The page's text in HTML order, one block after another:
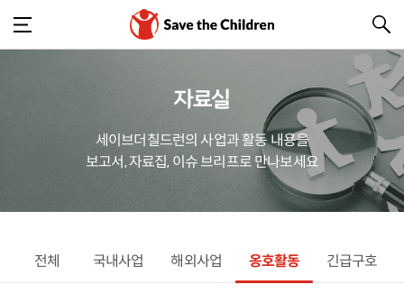
자료실
세이브더칠드런의 사업과 활동 내용을
보고서, 자료집, 이슈 브리프로 만나보세요
전체 국내사업 해외사업 옹호활동 긴급구호